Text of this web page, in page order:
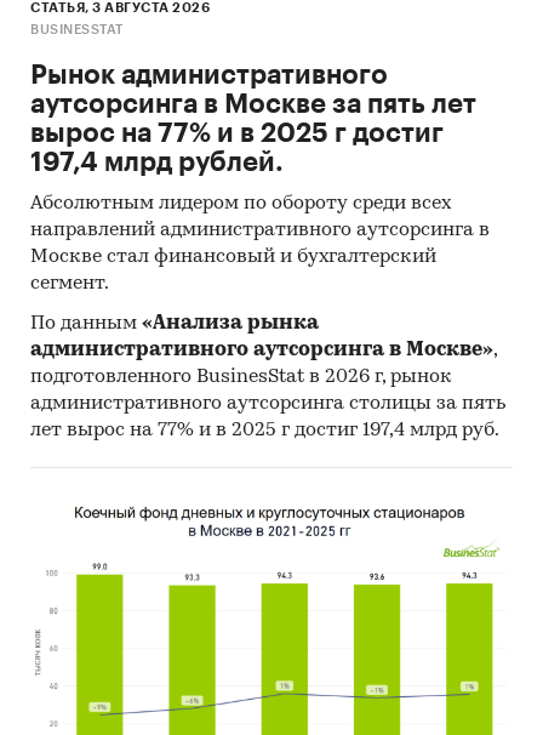
СТАТЬЯ, 3 АВГУСТА 2026
BUSINESSTAT
Рынок административного
аутсорсинга в Москве за пять лет
вырос на 77% и в 2025 г достиг
197,4 млрд рублей.
Абсолютным лидером по обороту среди всех
направлений административного аутсорсинга в
Москве стал финансовый и бухгалтерский
сегмент.
По данным «Анализа рынка
административного аутсорсинга в Москве»,
подготовленного BusinesStat в 2026 г, рынок
административного аутсорсинга столицы за пять
лет вырос на 77% и в 2025 г достиг 197,4 млрд руб.